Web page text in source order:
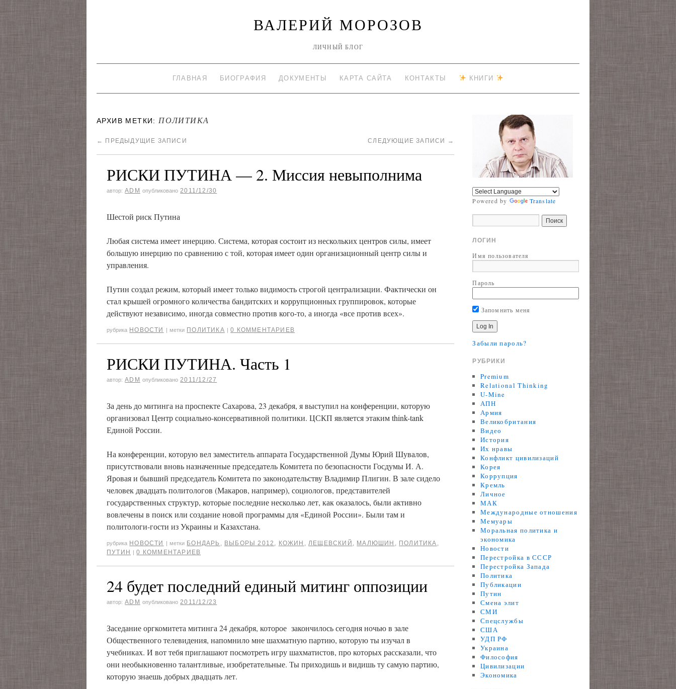
ВАЛЕРИЙ МОРОЗОВ
ЛИЧНЫЙ БЛОГ
ГЛАВНАЯ БИОГРАФИЯ ДОКУМЕНТЫ КАРТА САЙТА КОНТАКТЫ КНИГИ
АРХИВ МЕТКИ: ПОЛИТИКА
← ПРЕДЫДУЩИЕ ЗАПИСИ СЛЕДУЮЩИЕ ЗАПИСИ →
РИСКИ ПУТИНА — 2. Миссия невыполнима
автор: ADM опубликовано 2011/12/30
Шестой риск Путина
Любая система имеет инерцию. Система, которая состоит из нескольких центров силы, имеет
большую инерцию по сравнению с той, которая имеет один организационный центр силы и
управления.
Путин создал режим, который имеет только видимость строгой централизации. Фактически он
стал крышей огромного количества бандитских и коррупционных группировок, которые
действуют независимо, иногда совместно против кого-то, а иногда «все против всех».
рубрика НОВОСТИ | метки ПОЛИТИКА | 0 КОММЕНТАРИЕВ
РИСКИ ПУТИНА. Часть 1
автор: ADM опубликовано 2011/12/27
За день до митинга на проспекте Сахарова, 23 декабря, я выступил на конференции, которую
организовал Центр социально-консервативной политики. ЦСКП является этаким think-tank
Единой России.
На конференции, которую вел заместитель аппарата Государственной Думы Юрий Шувалов,
присутствовали вновь назначенные председатель Комитета по безопасности Госдумы И. А.
Яровая и бывший председатель Комитета по законодательству Владимир Плигин. В зале сидело
человек двадцать политологов (Макаров, например), социологов, представителей
государственных структур, которые последние несколько лет, как оказалось, были активно
вовлечены в поиск или создание новой программы для «Единой России». Были там и
политологи-гости из Украины и Казахстана.
рубрика НОВОСТИ | метки БОНДАРЬ , ВЫБОРЫ 2012 , КОЖИН ,ЛЕЩЕВСКИЙ , МАЛЮШИН , ПОЛИТИКА ,
ПУТИН
| 0 КОММЕНТАРИЕВ
24 будет последний единый митинг оппозиции
автор: ADM опубликовано 2011/12/23
Заседание оргкомитета митинга 24 декабря, которое закончилось сегодня ночью в зале
Общественного телевидения, напомнило мне шахматную партию, которую ты изучал в
учебниках. И вот тебя приглашают посмотреть игру шахматистов, про которых рассказали, что
они необыкновенно талантливые, изобретательные. Ты приходишь и видишь ту самую партию,
которую знаешь добрых двадцать лет.
Powered by Translate
ЛОГИН
Имя пользователя
Пароль
Запомнить меня
Забыли пароль?
РУБРИКИ
Premium
Relational Thinking
U-Mine
АПН
Армия
Великобритания
Видео
История
Их нравы
Конфликт цивилизаций
Корея
Коррупция
Кремль
Личное
МАК
Международные отношения
Мемуары
Моральная политика и
экономика
Новости
Перестройка в СССР
Перестройка Запада
Политика
Публикации
Путин
Смена элит
СМИ
Спецслужбы
США
УДП РФ
Украина
Философия
Цивилизации
Экономика